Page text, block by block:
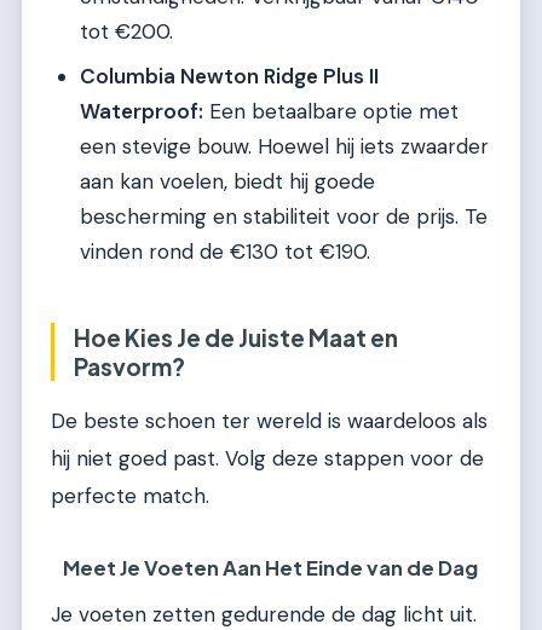
tot €200.
Columbia Newton Ridge Plus II
Waterproof: Een betaalbare optie met
een stevige bouw. Hoewel hij iets zwaarder
aan kan voelen, biedt hij goede
bescherming en stabiliteit voor de prijs. Te
vinden rond de €130 tot €190.
Hoe Kies Je de Juiste Maat en
Pasvorm?
De beste schoen ter wereld is waardeloos als
hij niet goed past. Volg deze stappen voor de
perfecte match.
Meet Je Voeten Aan Het Einde van de Dag
Je voeten zetten gedurende de dag licht uit.